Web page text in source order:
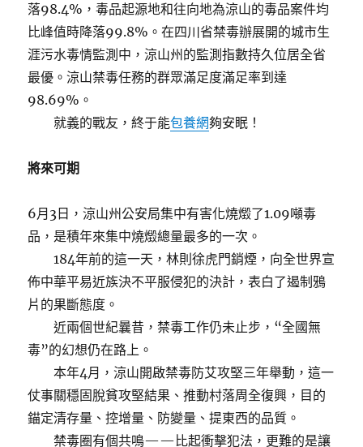
落98.4%，毒品起源地和往向地為涼山的毒品案件均
比峰值時降落99.8%。在四川省禁毒辦展開的城市生
涯污水毒情監測中，涼山州的監測指數持久位居全省
最優。涼山禁毒任務的群眾滿足度滿足率到達
98.69%。
就義的戰友，終于能包養網夠安眠！
將來可期
6月3日，涼山州公安局集中有害化燒燬了1.09噸毒
品，是積年來集中燒燬總量最多的一次。
184年前的這一天，林則徐虎門銷煙，向全世界宣
佈中華平易近族決不平服侵犯的決計，表白了遏制鴉
片的果斷態度。
近兩個世紀曩昔，禁毒工作仍未止步，“全國無
毒”的幻想仍在路上。
本年4月，涼山開啟禁毒防艾攻堅三年舉動，這一
仗事關穩固脫貧攻堅結果、推動村落周全復興，目的
錨定清存量、控增量、防變量、提東西的品質。
禁毒圈有個共鳴——比起衝擊犯法，更難的是讓